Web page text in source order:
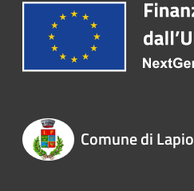
Comune di Lapio